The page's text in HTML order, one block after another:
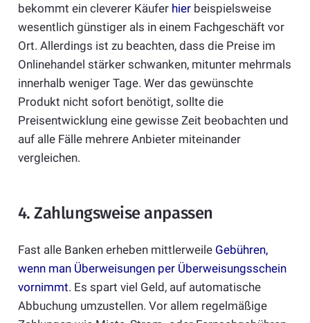
bekommt ein cleverer Käufer hier beispielsweise
wesentlich günstiger als in einem Fachgeschäft vor
Ort. Allerdings ist zu beachten, dass die Preise im
Onlinehandel stärker schwanken, mitunter mehrmals
innerhalb weniger Tage. Wer das gewünschte
Produkt nicht sofort benötigt, sollte die
Preisentwicklung eine gewisse Zeit beobachten und
auf alle Fälle mehrere Anbieter miteinander
vergleichen.
4. Zahlungsweise anpassen
Fast alle Banken erheben mittlerweile Gebühren,
wenn man Überweisungen per Überweisungsschein
vornimmt. Es spart viel Geld, auf automatische
Abbuchung umzustellen. Vor allem regelmäßige